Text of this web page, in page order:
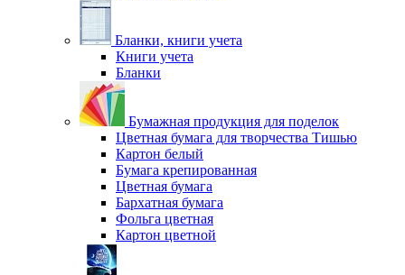
Бланки, книги учета
Книги учета
Бланки
Бумажная продукция для поделок
Цветная бумага для творчества Тишью
Картон белый
Бумага крепированная
Цветная бумага
Бархатная бумага
Фольга цветная
Картон цветной